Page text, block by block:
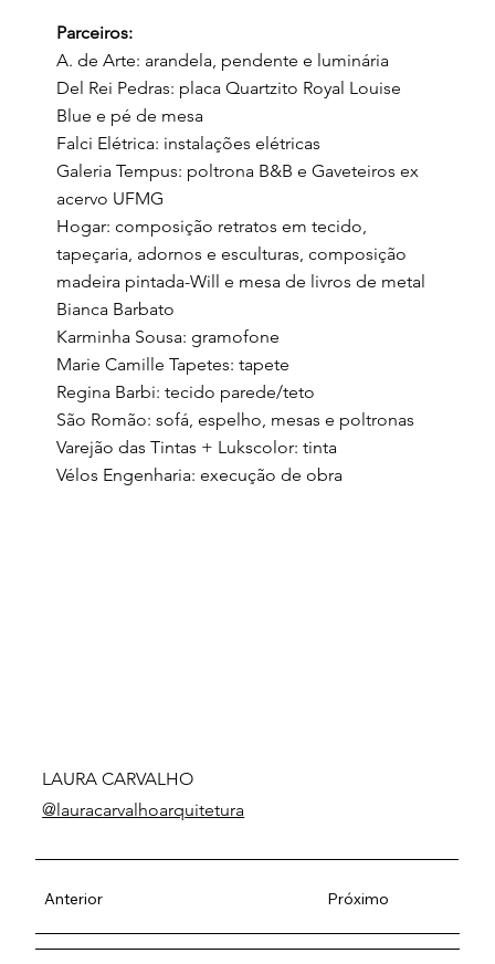
Parceiros:
A. de Arte: arandela, pendente e luminária
Del Rei Pedras: placa Quartzito Royal Louise
Blue e pé de mesa
Falci Elétrica: instalações elétricas
Galeria Tempus: poltrona B&B e Gaveteiros ex
acervo UFMG
Hogar: composição retratos em tecido,
tapeçaria, adornos e esculturas, composição
madeira pintada-Will e mesa de livros de metal
Bianca Barbato
Karminha Sousa: gramofone
Marie Camille Tapetes: tapete
Regina Barbi: tecido parede/teto
São Romão: sofá, espelho, mesas e poltronas
Varejão das Tintas + Lukscolor: tinta
Vélos Engenharia: execução de obra
LAURA CARVALHO
@lauracarvalhoarquitetura
Anterior Próximo